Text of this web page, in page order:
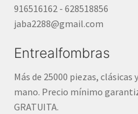
916516162 - 628518856
jaba2288@gmail.com
Entrealfombras
Más de 25000 piezas, clásicas
mano. Precio mínimo
GRATUITA.